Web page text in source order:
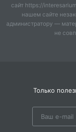
сайт https://
нашем сайте
администратору —
не
Только